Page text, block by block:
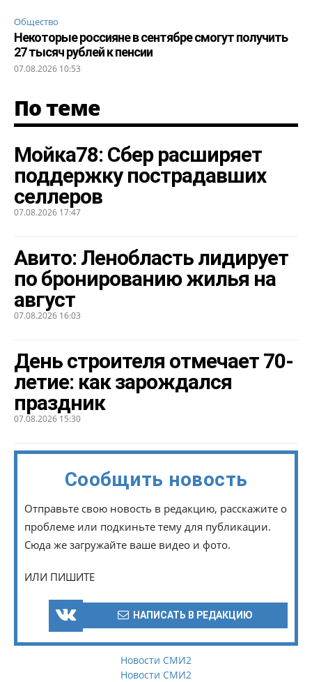
Общество
Некоторые россияне в сентябре смогут получить
27 тысяч рублей к пенсии
07.08.2026 10:53
По теме
Мойка78: Сбер расширяет
поддержку пострадавших
селлеров
07.08.2026 17:47
Авито: Ленобласть лидирует
по бронированию жилья на
август
07.08.2026 16:03
День строителя отмечает 70-
летие: как зарождался
праздник
07.08.2026 15:30
Сообщить новость
Отправьте свою новость в редакцию, расскажите о
проблеме или подкиньте тему для публикации.
Сюда же загружайте ваше видео и фото.
ИЛИ ПИШИТЕ
НАПИСАТЬ В РЕДАКЦИЮ
Новости СМИ2
Новости СМИ2